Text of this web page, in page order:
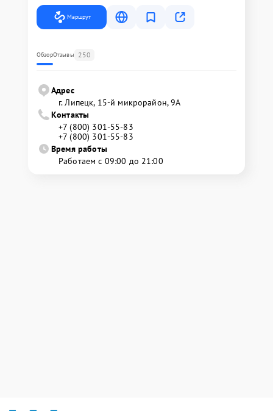
Маршрут
ОбзорОтзывы 250
Адрес
г. Липецк, 15-й микрорайон, 9А
Контакты
+7 (800) 301-55-83
+7 (800) 301-55-83
Время работы
Работаем с 09:00 до 21:00